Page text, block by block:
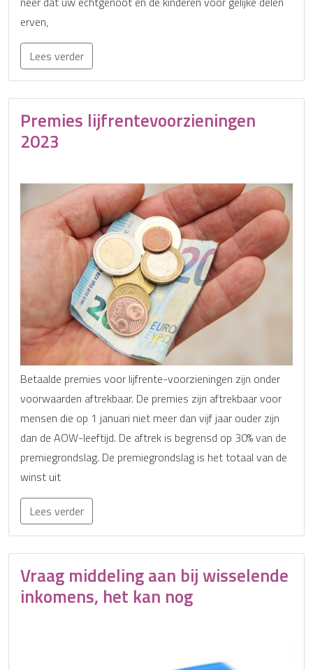
erven,
Lees verder
Premies lijfrentevoorzieningen
2023
Betaalde premies voor lijfrente-voorzieningen zijn onder
voorwaarden aftrekbaar. De premies zijn aftrekbaar voor
mensen die op 1 januari niet meer dan vijf jaar ouder zijn
dan de AOW-leeftijd. De aftrek is begrensd op 30% van de
premiegrondslag. De premiegrondslag is het totaal van de
winst uit
Lees verder
Vraag middeling aan bij wisselende
inkomens, het kan nog